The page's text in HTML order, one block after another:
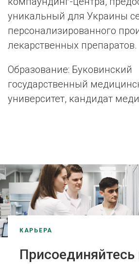
уникальный для Украины
персонализированного
лекарственных препаратов.
Образование: Буковинский
государственный
университет, кандидат
КАРЬЕРА